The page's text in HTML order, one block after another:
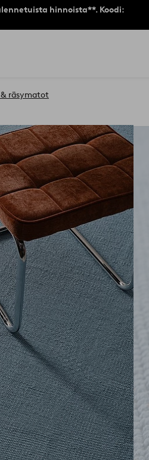
hinnoista**. Koodi:
räsymatot